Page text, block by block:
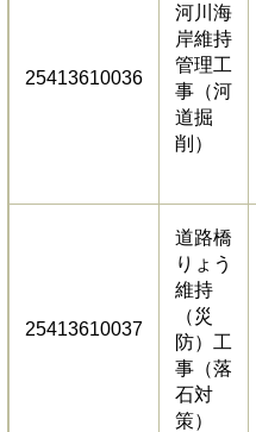
25413610036
河川海
岸維持
管理工
事（河
道掘
削）
25413610037
道路橋
りょう
維持
（災
防）工
事（落
石対
策）